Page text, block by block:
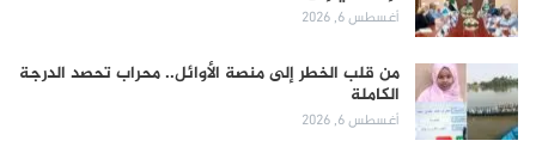
أغسطس 6, 2026
من قلب الخطر إلى منصة الأوائل.. محراب تحصد الدرجة
الكاملة
أغسطس 6, 2026